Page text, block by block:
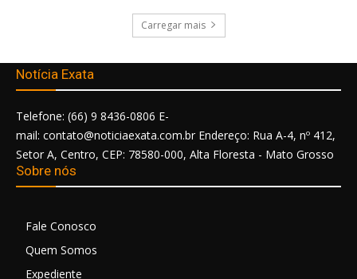
Carregar mais
Notícia Exata
Telefone: (66) 9 8436-0806 E-
mail: contato@noticiaexata.com.br Endereço: Rua A-4, nº 412,
Setor A, Centro, CEP: 78580-000, Alta Floresta - Mato Grosso
Sobre nós
Fale Conosco
Quem Somos
Expediente